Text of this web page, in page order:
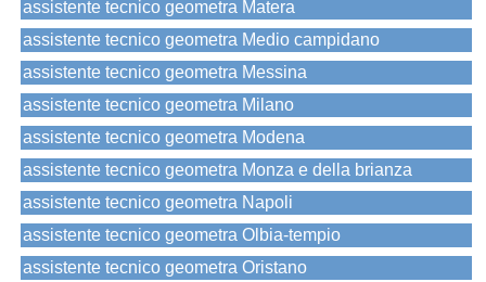
assistente tecnico geometra Matera
assistente tecnico geometra Medio campidano
assistente tecnico geometra Messina
assistente tecnico geometra Milano
assistente tecnico geometra Modena
assistente tecnico geometra Monza e della brianza
assistente tecnico geometra Napoli
assistente tecnico geometra Olbia-tempio
assistente tecnico geometra Oristano